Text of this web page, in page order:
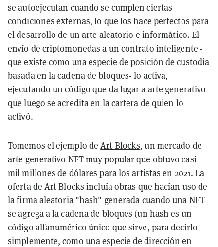
se autoejecutan cuando se cumplen ciertas
condiciones externas, lo que los hace perfectos para
el desarrollo de un arte aleatorio e informático. El
envío de criptomonedas a un contrato inteligente -
que existe como una especie de posición de custodia
basada en la cadena de bloques- lo activa,
ejecutando un código que da lugar a arte generativo
que luego se acredita en la cartera de quien lo
activó.
Tomemos el ejemplo deArt Blocks, un mercado de
arte generativo NFT muy popular que obtuvo casi
mil millones de dólares para los artistas en 2021. La
oferta de Art Blocks incluía obras que hacían uso de
la firma aleatoria "hash" generada cuando una NFT
se agrega a la cadena de bloques (un hash es un
código alfanumérico único que sirve, para decirlo
simplemente, como una especie de dirección en